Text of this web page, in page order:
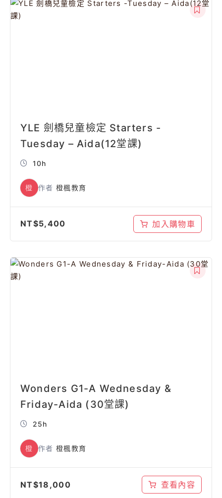
YLE 劍橋兒童檢定 Starters -
Tuesday – Aida(12堂課)
10h
橙 作者 橙楓教育
NT$5,400 加入購物車
Wonders G1-A Wednesday &
Friday-Aida (30堂課)
25h
橙 作者 橙楓教育
NT$18,000 查看內容